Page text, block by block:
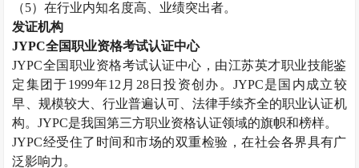
（5）在行业内知名度高、业绩突出者。
发证机构
JYPC全国职业资格考试认证中心
JYPC全国职业资格考试认证中心，由江苏英才职业技能鉴
定集团于1999年12 月 28日投资创办。 JYPC是国内成立较
早、规模较大、行业普遍认可、法律手续齐全的职业认证机
构。JYPC是我国第三方职业资格认证领域的旗帜和榜样。
JYPC经受住了时间和市场的双重检验，在社会各界具有广
泛影响力。